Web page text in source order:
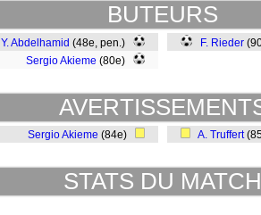
BUTEURS
Y. Abdelhamid (48e, pen.)
Sergio Akieme (80e)
F. Rieder
Sergio Akieme (84e) A. Truffert
STATS DU MATCH